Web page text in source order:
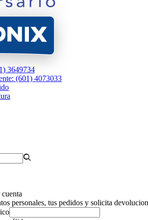
3649734
(601) 4073033
personales, tus pedidos y solicita